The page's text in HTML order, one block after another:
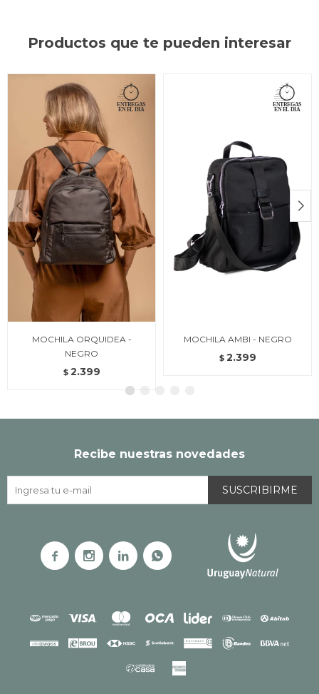
Productos que te pueden interesar
MOCHILA ORQUIDEA -
NEGRO
$ 2.399
MOCHILA AMBI - NEGRO
$ 2.399
Recibe nuestras novedades
SUSCRIBIRME
   